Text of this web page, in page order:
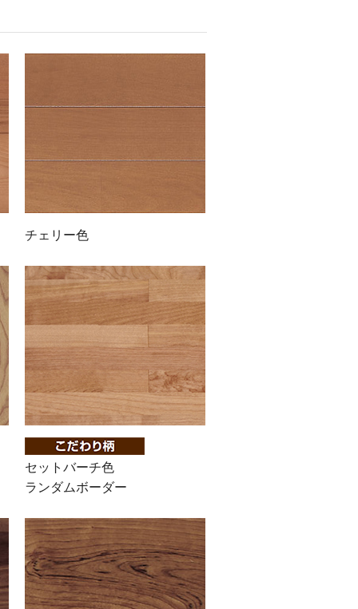
チェリー色
セットバーチ色
ランダムボーダー